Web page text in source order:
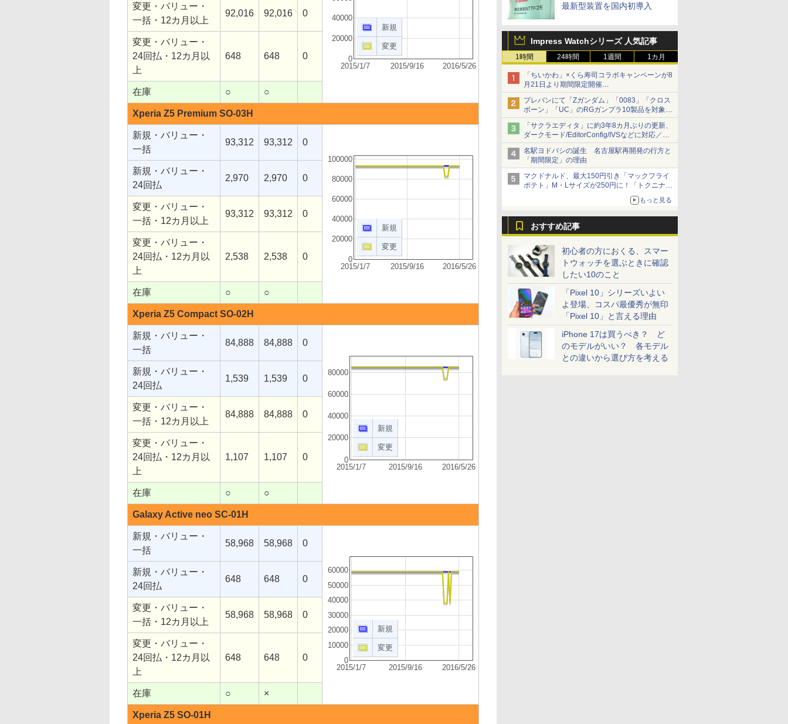
最新型装置を国内初導入
Impress Watchシリーズ 人気記事
1時間 24時間 1週間 1カ月
「ちいかわ」×くら寿司コラボキャンペーンが8
月21日より期間限定開催
オリジナルの湯呑みや寿司皿が景品に登場！
プレバンにて「Zガンダム」「0083」「クロス
ボーン」「UC」のRGガンプラ10製品を対象に
した抽選販売が8月10日11時より実施！
「サクラエディタ」に約3年8カ月ぶりの更新、
ダークモード/EditorConfig/IVSなどに対応／複
数の脆弱性に対処したセキュリティアップデー
ト
名駅ヨドバシの誕生 名古屋駅再開発の行方と
「期間限定」の理由
マクドナルド、最大150円引き「マックフライ
ポテト」M・Lサイズが250円に！「トクニナル
もっと見る
おすすめ記事
初心者の方におくる、スマー
トウォッチを選ぶときに確認
したい10のこと
「Pixel 10」シリーズいよい
よ登場、コスパ最優秀が無印
「Pixel 10」と言える理由
iPhone 17は買うべき？ ど
のモデルがいい？ 各モデル
との違いから選び方を考える
2015/1/7 2015/9/16 2016/5/26
0
20000
40000
新規
変更
変更・バリュー・
一括・12カ月以上
92,016 92,016 0
変更・バリュー・
24回払・12カ月以
上
648 648 0
在庫 ○ ○
Xperia Z5 Premium SO-03H
新規・バリュー・
一括
93,312 93,312 0
2015/1/7 2015/9/16 2016/5/26
0
20000
40000
60000
80000
100000
新規
変更
新規・バリュー・
24回払
2,970 2,970 0
変更・バリュー・
一括・12カ月以上
93,312 93,312 0
変更・バリュー・
24回払・12カ月以
上
2,538 2,538 0
在庫 ○ ○
Xperia Z5 Compact SO-02H
新規・バリュー・
一括
84,888 84,888 0
2015/1/7 2015/9/16 2016/5/26
0
20000
40000
60000
80000
新規
変更
新規・バリュー・
24回払
1,539 1,539 0
変更・バリュー・
一括・12カ月以上
84,888 84,888 0
変更・バリュー・
24回払・12カ月以
上
1,107 1,107 0
在庫 ○ ○
Galaxy Active neo SC-01H
新規・バリュー・
一括
58,968 58,968 0
2015/1/7 2015/9/16 2016/5/26
0
10000
20000
30000
40000
50000
60000
新規
変更
新規・バリュー・
24回払
648 648 0
変更・バリュー・
一括・12カ月以上
58,968 58,968 0
変更・バリュー・
24回払・12カ月以
上
648 648 0
在庫 ○ ×
Xperia Z5 SO-01H